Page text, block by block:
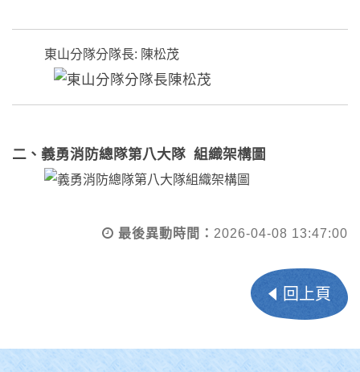
東山分隊分隊長: 陳松茂
二、 義勇消防總隊第八大隊 組織架構圖
最後異動時間： 2026-04-08 13:47:00
回上頁